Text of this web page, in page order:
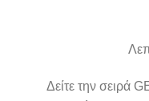
Δείτε την σειρά